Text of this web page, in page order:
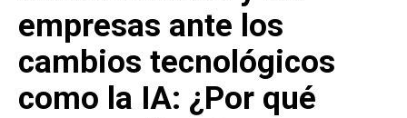
empresas ante los
cambios tecnológicos
como la IA: ¿Por qué